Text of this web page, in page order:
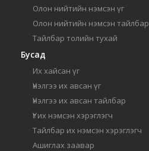
Олон нийтийн нэмсэн үг
Олон нийтийн нэмсэн тайлбар
Тайлбар толийн тухай
Бусад
Их хайсан үг
Үнэлгээ их авсан үг
Үнэлгээ их авсан тайлбар
Үг их нэмсэн хэрэглэгч
Тайлбар их нэмсэн хэрэглэгч
Ашиглах заавар